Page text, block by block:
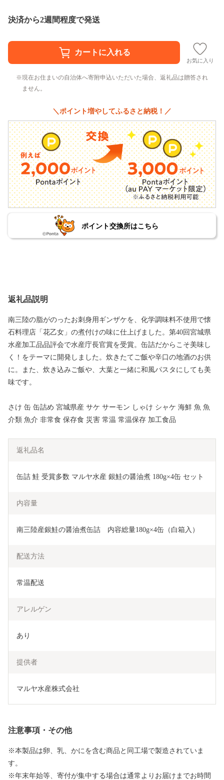
決済から2週間程度で発送
お気に入り
現在お住まいの自治体へ寄附申込いただいた場合、返礼品は贈答され
ません。
＼ポイント増やしてふるさと納税！／
ポイント交換所はこちら
返礼品説明
南三陸の脂がのったお刺身用ギンザケを、化学調味料不使用で懐
石料理店「花乙女」の煮付けの味に仕上げました。第40回宮城県
水産加工品品評会で水産庁長官賞を受賞。缶詰だからこそ美味し
く！をテーマに開発しました。炊きたてご飯や辛口の地酒のお供
に。また、炊き込みご飯や、大葉と一緒に和風パスタにしても美
味です。
さけ 缶 缶詰め 宮城県産 サケ サーモン しゃけ シャケ 海鮮 魚 魚
介類 魚介 非常食 保存食 災害 常温 常温保存 加工食品
返礼品名
缶詰 鮭 受賞多数 マルヤ水産 銀鮭の醤油煮 180g×4缶 セット
内容量
南三陸産銀鮭の醤油煮缶詰　内容総量180g×4缶（白箱入）
配送方法
常温配送
アレルゲン
あり
提供者
マルヤ水産株式会社
注意事項・その他
※本製品は卵、乳、かにを含む商品と同工場で製造されていま
す。
※年末年始等、寄付が集中する場合は通常よりお届けまでお時間